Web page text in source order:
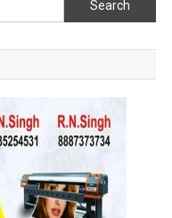
for: